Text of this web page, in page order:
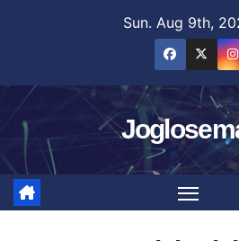
Sun. Aug 9th,